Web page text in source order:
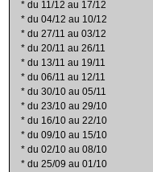
* du 11/12 au 17/12
* du 04/12 au 10/12
* du 27/11 au 03/12
* du 20/11 au 26/11
* du 13/11 au 19/11
* du 06/11 au 12/11
* du 30/10 au 05/11
* du 23/10 au 29/10
* du 16/10 au 22/10
* du 09/10 au 15/10
* du 02/10 au 08/10
* du 25/09 au 01/10